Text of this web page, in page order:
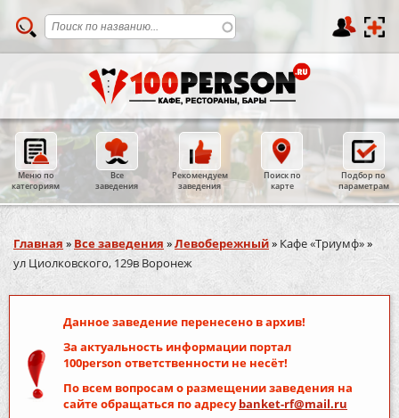
Меню по
категориям
Все
заведения
Рекомендуем
заведения
Поиск по
карте
Подбор по
параметрам
Вы здесь
Главная » Все заведения »Левобережный» Кафе «Триумф»»
ул Циолковского, 129в Воронеж
Данное заведение перенесено в архив!
За актуальность информации портал
100person ответственности не несёт!
По всем вопросам о размещении заведения на
сайте обращаться по адресуbanket-rf@mail.ru